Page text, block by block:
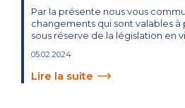
Par la présente nous vous
changements qui sont valables à
sous réserve de la législation en
05.02.2024
Lire la suite